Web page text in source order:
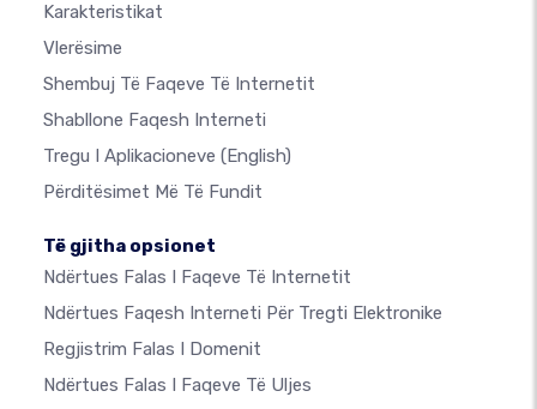
Karakteristikat
Vlerësime
Shembuj Të Faqeve Të Internetit
Shabllone Faqesh Interneti
Tregu I Aplikacioneve (English)
Përditësimet Më Të Fundit
Të gjitha opsionet
Ndërtues Falas I Faqeve Të Internetit
Ndërtues Faqesh Interneti Për Tregti Elektronike
Regjistrim Falas I Domenit
Ndërtues Falas I Faqeve Të Uljes